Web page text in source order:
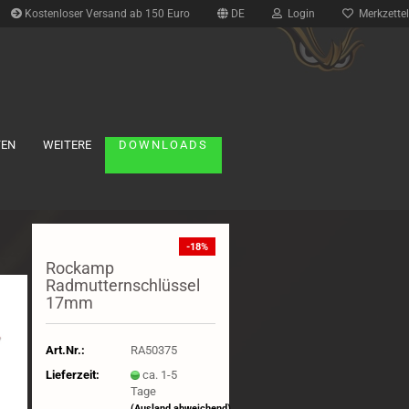
Kostenloser Versand ab 150 Euro DE Login Merkzettel
DOWNLOADS
WEITERE
1:10 Formel
1:10 FWD
-18%
Rockamp
Radmutternschlüssel
17mm
Art.Nr.:
RA50375
Lieferzeit:
ca. 1-5
Tage